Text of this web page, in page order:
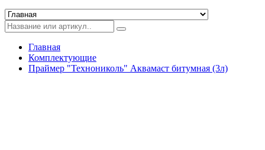
Главная
Комплектующие
Праймер "Технониколь" Аквамаст битумная (3л)